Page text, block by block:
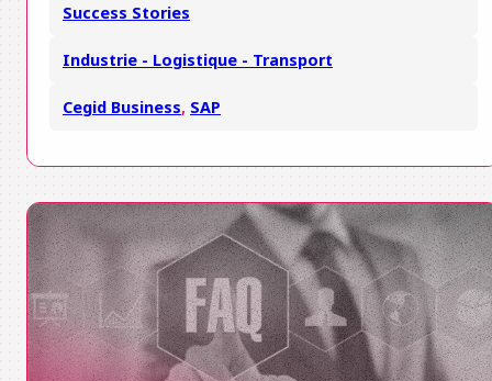
Success Stories
Industrie - Logistique - Transport
Cegid Business, SAP